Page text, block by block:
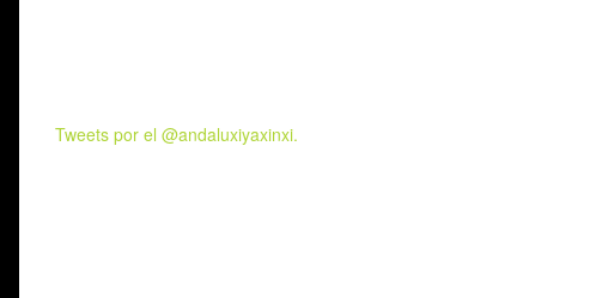
Tweets por el @andaluxiyaxinxi.